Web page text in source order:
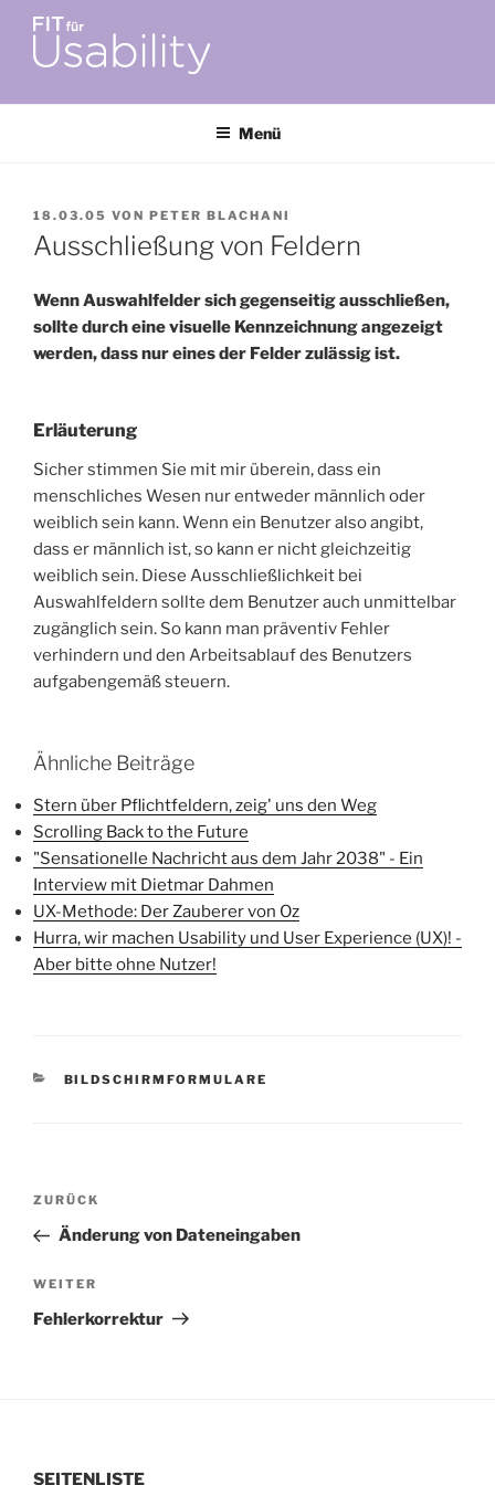
Zum
Inhalt
springen
FIT FÜR USABILITY
Menü
VERÖFFENTLICHT
AM
18.03.05 VON PETER BLACHANI
Ausschließung von Feldern
Wenn Auswahlfelder sich gegenseitig ausschließen,
sollte durch eine visuelle Kennzeichnung angezeigt
werden, dass nur eines der Felder zulässig ist.
Erläuterung
Sicher stimmen Sie mit mir überein, dass ein
menschliches Wesen nur entweder männlich oder
weiblich sein kann. Wenn ein Benutzer also angibt,
dass er männlich ist, so kann er nicht gleichzeitig
weiblich sein. Diese Ausschließlichkeit bei
Auswahlfeldern sollte dem Benutzer auch unmittelbar
zugänglich sein. So kann man präventiv Fehler
verhindern und den Arbeitsablauf des Benutzers
aufgabengemäß steuern.
Ähnliche Beiträge
Stern über Pflichtfeldern, zeig' uns den Weg
Scrolling Back to the Future
"Sensationelle Nachricht aus dem Jahr 2038" - Ein
Interview mit Dietmar Dahmen
UX-Methode: Der Zauberer von Oz
Hurra, wir machen Usability und User Experience (UX)! -
Aber bitte ohne Nutzer!
KATEGORIEN
BILDSCHIRMFORMULARE
Beitragsnavigation
Vorheriger
Beitrag
ZURÜCK
Änderung von Dateneingaben
Nächster
Beitrag
WEITER
Fehlerkorrektur
SEITENLISTE